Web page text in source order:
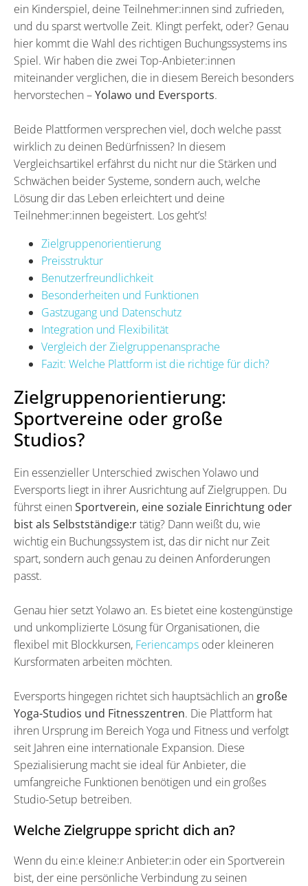
ein Kinderspiel, deine Teilnehmer:innen sind zufrieden,
und du sparst wertvolle Zeit. Klingt perfekt, oder? Genau
hier kommt die Wahl des richtigen Buchungssystems ins
Spiel. Wir haben die zwei Top-Anbieter:innen
miteinander verglichen, die in diesem Bereich besonders
hervorstechen –Yolawo und Eversports.
Beide Plattformen versprechen viel, doch welche passt
wirklich zu deinen Bedürfnissen? In diesem
Vergleichsartikel erfährst du nicht nur die Stärken und
Schwächen beider Systeme, sondern auch, welche
Lösung dir das Leben erleichtert und deine
Teilnehmer:innen begeistert. Los geht’s!
Zielgruppenorientierung
Preisstruktur
Benutzerfreundlichkeit
Besonderheiten und Funktionen
Gastzugang und Datenschutz
Integration und Flexibilität
Vergleich der Zielgruppenansprache
Fazit: Welche Plattform ist die richtige für dich?
Zielgruppenorientierung:
Sportvereine oder große
Studios?
Ein essenzieller Unterschied zwischen Yolawo und
Eversports liegt in ihrer Ausrichtung auf Zielgruppen. Du
führst einen Sportverein, eine soziale Einrichtung oder
bist als Selbstständige:rtätig? Dann weißt du, wie
wichtig ein Buchungssystem ist, das dir nicht nur Zeit
spart, sondern auch genau zu deinen Anforderungen
passt.
Genau hier setzt Yolawo an. Es bietet eine kostengünstige
und unkomplizierte Lösung für Organisationen, die
flexibel mit Blockkursen, Feriencamps oder kleineren
Kursformaten arbeiten möchten.
Eversports hingegen richtet sich hauptsächlich an große
Yoga-Studios und Fitnesszentren. Die Plattform hat
ihren Ursprung im Bereich Yoga und Fitness und verfolgt
seit Jahren eine internationale Expansion. Diese
Spezialisierung macht sie ideal für Anbieter, die
umfangreiche Funktionen benötigen und ein großes
Studio-Setup betreiben.
Welche Zielgruppe spricht dich an?
Wenn du ein:e kleine:r Anbieter:in oder ein Sportverein
bist, der eine persönliche Verbindung zu seinen